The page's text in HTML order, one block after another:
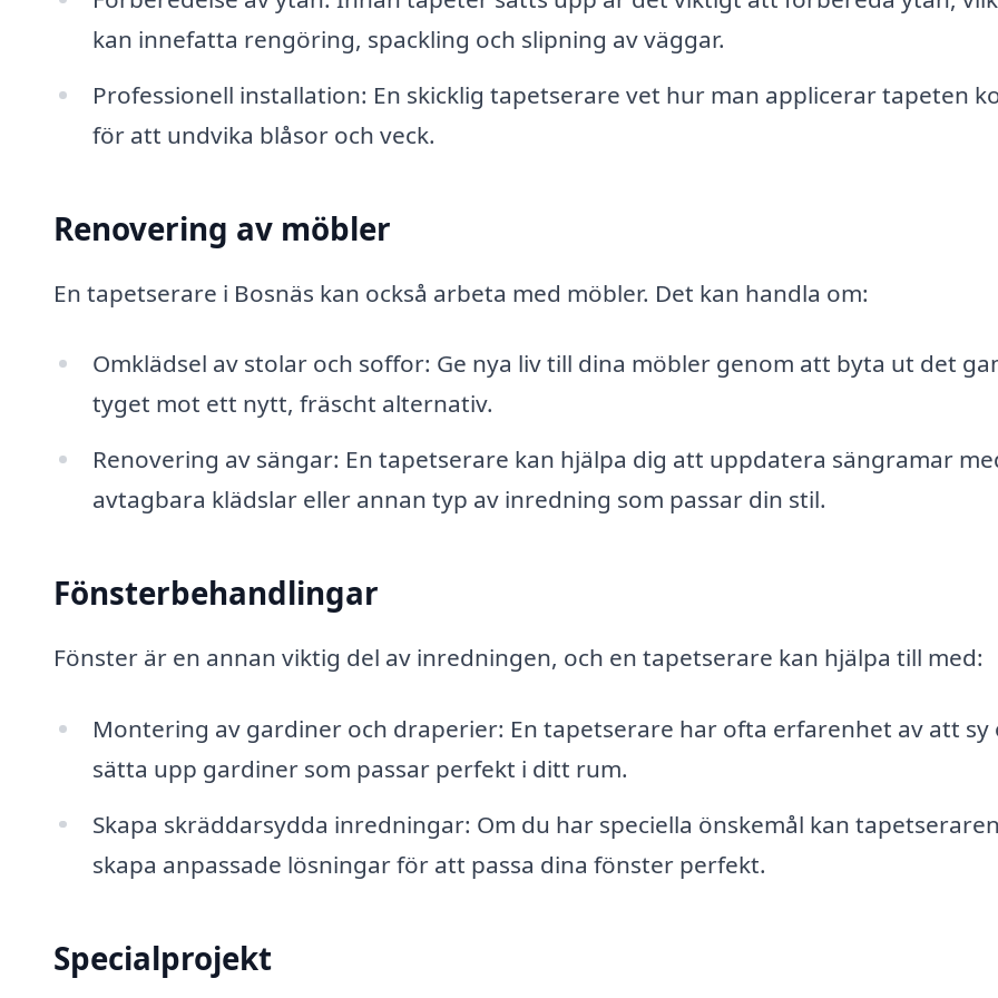
kan innefatta rengöring, spackling och slipning av väggar.
Professionell installation: En skicklig tapetserare vet hur man applicerar tapeten
för att undvika blåsor och veck.
Renovering av möbler
En tapetserare i Bosnäs kan också arbeta med möbler. Det kan handla om:
Omklädsel av stolar och soffor: Ge nya liv till dina möbler genom att byta ut det
tyget mot ett nytt, fräscht alternativ.
Renovering av sängar: En tapetserare kan hjälpa dig att uppdatera sängramar
avtagbara klädslar eller annan typ av inredning som passar din stil.
Fönsterbehandlingar
Fönster är en annan viktig del av inredningen, och en tapetserare kan hjälpa till med:
Montering av gardiner och draperier: En tapetserare har ofta erfarenhet av att sy
sätta upp gardiner som passar perfekt i ditt rum.
Skapa skräddarsydda inredningar: Om du har speciella önskemål kan tapetseraren
skapa anpassade lösningar för att passa dina fönster perfekt.
Specialprojekt